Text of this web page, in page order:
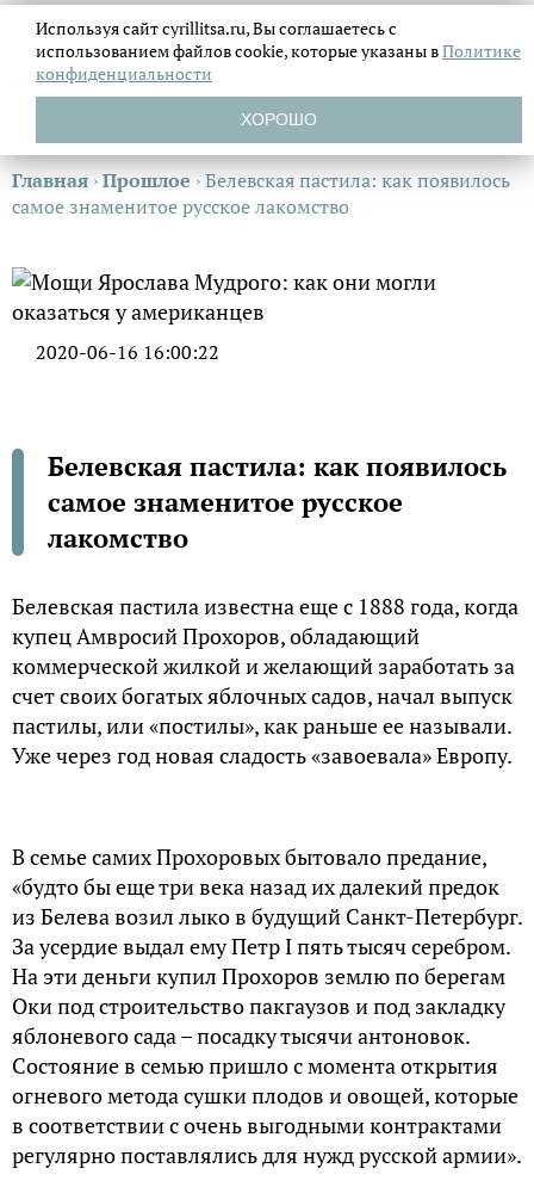
Главная ›Прошлое ›Белевская пастила: как появилось
самое знаменитое русское лакомство
2020-06-16 16:00:22
Белевская пастила: как появилось
самое знаменитое русское
лакомство
Белевская пастила известна еще с 1888 года, когда
купец Амвросий Прохоров, обладающий
коммерческой жилкой и желающий заработать за
счет своих богатых яблочных садов, начал выпуск
пастилы, или «постилы», как раньше ее называли.
Уже через год новая сладость «завоевала» Европу.
В семье самих Прохоровых бытовало предание,
«будто бы еще три века назад их далекий предок
из Белева возил лыко в будущий Санкт-Петербург.
За усердие выдал ему Петр I пять тысяч серебром.
На эти деньги купил Прохоров землю по берегам
Оки под строительство пакгаузов и под закладку
яблоневого сада – посадку тысячи антоновок.
Состояние в семью пришло с момента открытия
огневого метода сушки плодов и овощей, которые
в соответствии с очень выгодными контрактами
регулярно поставлялись для нужд русской армии».
Используя сайт cyrillitsa.ru, Вы соглашаетесь с
использованием файловcookie, которые указаны вПолитике
конфиденциальности
ХОРОШО